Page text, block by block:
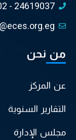
- 24619037
من نحن
عن المركز
التقارير السنوية
مجلس الإدارة